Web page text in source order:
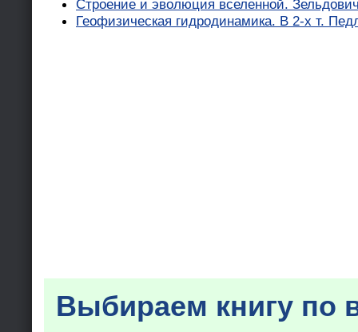
Строение и эволюция вселенной.
Геофизическая гидродинамика. В 2-х т.
Выбираем книгу по